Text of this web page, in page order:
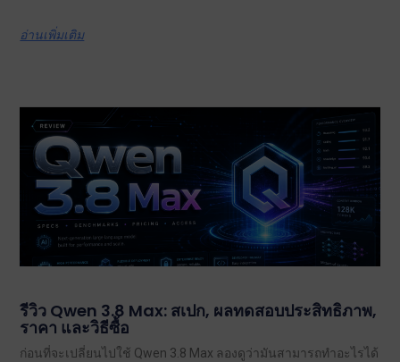
อ่านเพิ่มเติม
รีวิว Qwen 3.8 Max: สเปก, ผลทดสอบประสิทธิภาพ,
ราคา และวิธีซื้อ
ก่อนที่จะเปลี่ยนไปใช้ Qwen 3.8 Max ลองดูว่ามันสามารถทำอะไรได้